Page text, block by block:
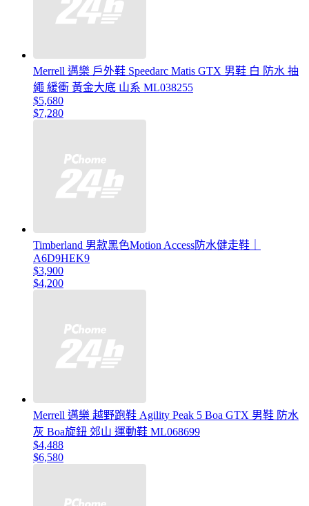
Merrell 邁樂 戶外鞋 Speedarc Matis GTX 男鞋 白 防水 抽
繩 緩衝 黃金大底 山系 ML038255
$5,680
$7,280
Timberland 男款黑色Motion Access防水健走鞋｜
A6D9HEK9
$3,900
$4,200
Merrell 邁樂 越野跑鞋 Agility Peak 5 Boa GTX 男鞋 防水
灰 Boa旋鈕 郊山 運動鞋 ML068699
$4,488
$6,580